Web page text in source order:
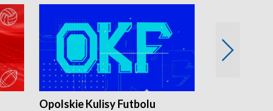
Opolskie Kulisy Futbolu